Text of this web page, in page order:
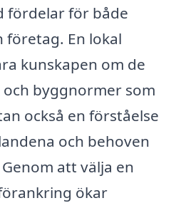
fördelar för både
En lokal
kunskapen om de
byggnormer som
också en förståelse
och behoven
att välja en
ökar